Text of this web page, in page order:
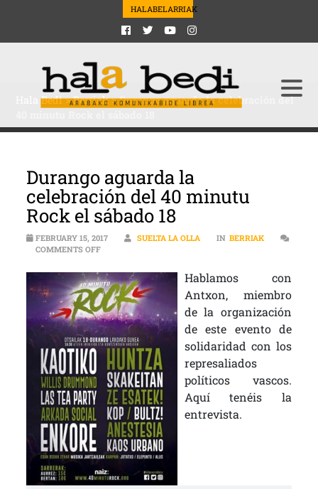
HALABELARRIAK
Hala Bedi>Berriak>Durango aguarda la celebración del
Durango aguarda la
celebración del 40 minutu
Rock el sábado 18
FEBRUARY 15, 2017 SUELTA LA OLLA IN BERRIAK
COMMENTS OFFON DURANGO AGUARDA LA CELEBRACIÓN DEL 40
Hablamos con
Antxon, miembro
de la organización
de este evento de
solidaridad con los
represaliados
políticos vascos.
Aquí tenéis la
entrevista.